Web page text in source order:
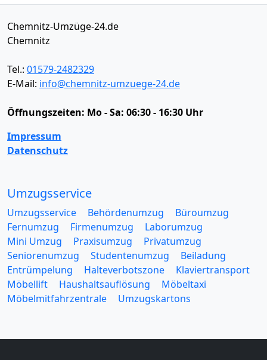
Chemnitz-Umzüge-24.de
Chemnitz
Tel.: 01579-2482329
E-Mail: info@chemnitz-umzuege-24.de
Öffnungszeiten: Mo - Sa: 06:30 - 16:30 Uhr
Impressum
Datenschutz
Umzugsservice
Umzugsservice Behördenumzug
Büroumzug
Fernumzug
Firmenumzug
Laborumzug
Mini Umzug
Praxisumzug
Privatumzug
Seniorenumzug
Studentenumzug
Beiladung
Entrümpelung
Halteverbotszone
Klaviertransport
Möbellift
Haushaltsauflösung
Möbeltaxi
Möbelmitfahrzentrale
Umzugskartons